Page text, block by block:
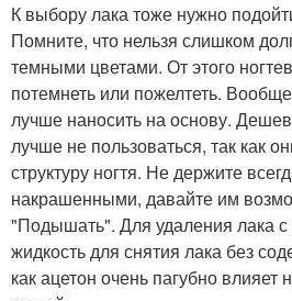
К выбору лака тоже нужно
Помните, что нельзя слишком
темными цветами. От этого
потемнеть или пожелтеть.
лучше наносить на основу.
лучше не пользоваться, так как
структуру ногтя. Не держите
накрашенными, давайте им
"Подышать". Для удаления лака с
жидкость для снятия лака без
как ацетон очень пагубно влияет